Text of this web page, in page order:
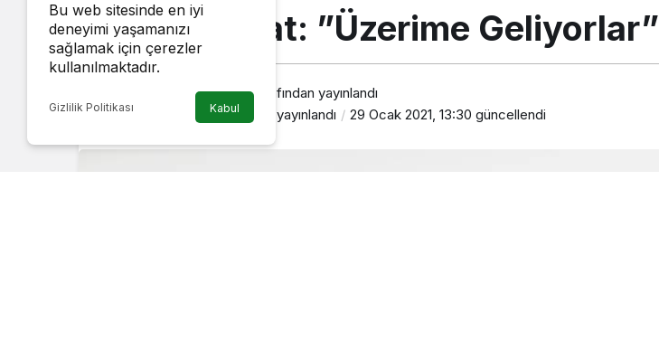
Emre Ararat: ”Üzerime Geliyorlar”
Haber Gezginitarafından yayınlandı
29 Ocak 2021, 13:29
yayınlandı 29 Ocak 2021, 13:30 güncellendi
Bu web sitesinde en iyi
deneyimi yaşamanızı
sağlamak için çerezler
kullanılmaktadır.
Gizlilik Politikası Kabul